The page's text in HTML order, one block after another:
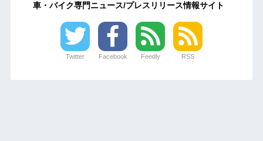
車・バイク専門ニュース/プレスリリース情報サイト
Twitter Facebook Feedly RSS